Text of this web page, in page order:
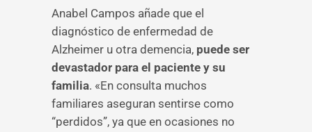
Anabel Campos añade que el
diagnóstico de enfermedad de
Alzheimer u otra demencia, puede ser
devastador para el paciente y su
familia. «En consulta muchos
familiares aseguran sentirse como
“perdidos”, ya que en ocasiones no